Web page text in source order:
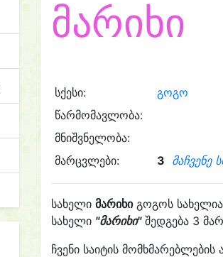
მარიხი
სქესი:
გოგო
წარმომავლობა:
მნიშვნელობა:
მარცვლები:
3 მაჩვენე
სახელი მარიხიგოგოს
სახელი "მარიხი"შედგება 3
ჩვენი საიტის